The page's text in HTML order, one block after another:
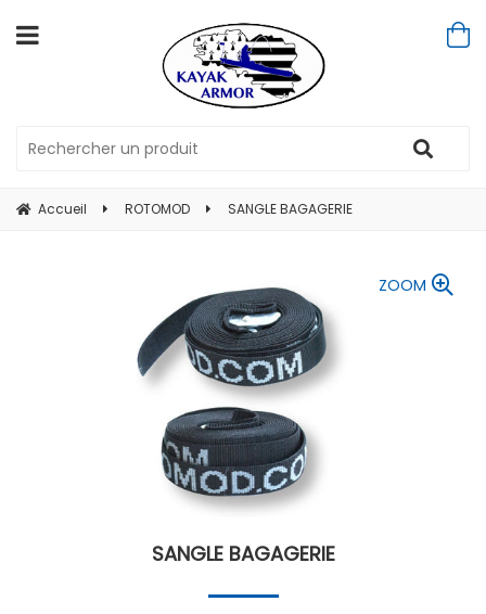
Accueil ROTOMOD SANGLE BAGAGERIE
ZOOM
SANGLE BAGAGERIE